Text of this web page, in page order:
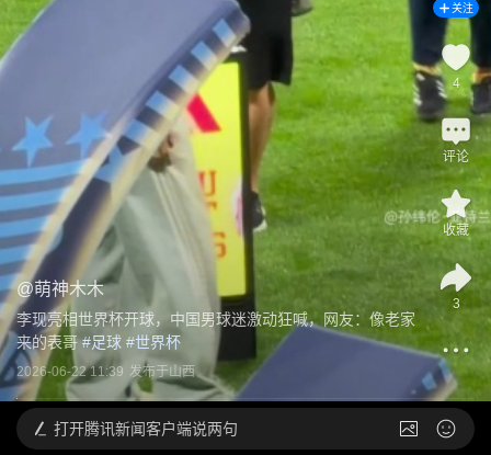
@萌神木木
李现亮相世界杯开球，中国男球迷激动狂喊，网友：像老家
来的表哥 #足球 #世界杯
2026-06-22 11:39 发布于山西
关注
4
评论
收藏
3
打开腾讯新闻客户端说两句